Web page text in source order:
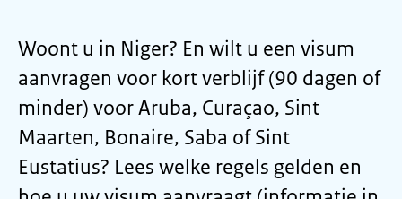
Woont u in Niger? En wilt u een visum
aanvragen voor kort verblijf (90 dagen of
minder) voor Aruba, Curaçao, Sint
Maarten, Bonaire, Saba of Sint
Eustatius? Lees welke regels gelden en